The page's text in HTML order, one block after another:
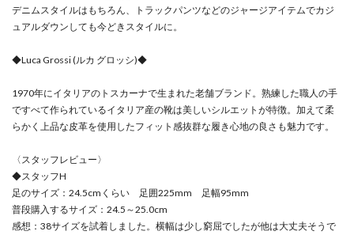
デニムスタイルはもちろん、トラックパンツなどのジャージアイテムでカジ
ュアルダウンしても今どきスタイルに。
◆Luca Grossi (ルカ グロッシ)◆
1970年にイタリアのトスカーナで生まれた老舗ブランド。熟練した職人の手
ですべて作られているイタリア産の靴は美しいシルエットが特徴。加えて柔
らかく上品な皮革を使用したフィット感抜群な履き心地の良さも魅力です。
〈スタッフレビュー〉
◆スタッフH
足のサイズ：24.5cmくらい 足囲225mm 足幅95mm
普段購入するサイズ：24.5～25.0cm
感想：38サイズを試着しました。横幅は少し窮屈でしたが他は大丈夫そうで